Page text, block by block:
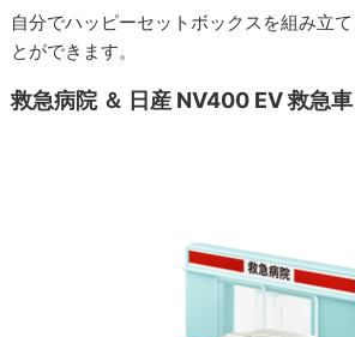
自分でハッピーセットボックスを組み立
とができます。
救急病院 ＆ 日産 NV400 EV 救急車